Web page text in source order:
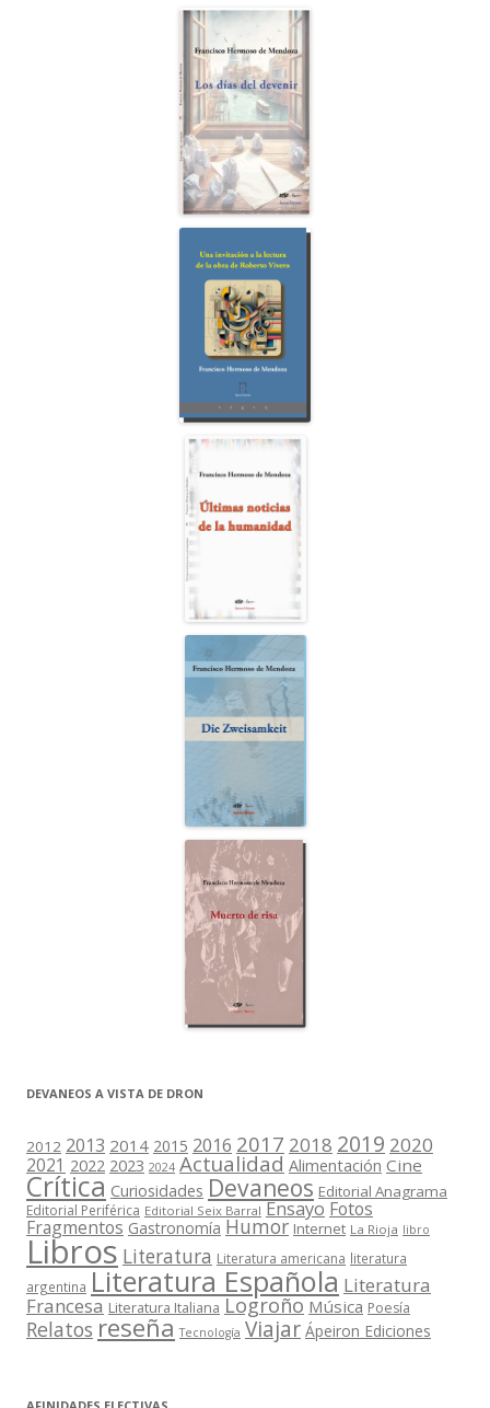
DEVANEOS A VISTA DE DRON
2012 2013 2014 2015 2016 2017 2018 2019 2020
2021 2022 2023 2024 Actualidad Alimentación Cine
Crítica Curiosidades Devaneos Editorial Anagrama
Editorial Periférica Editorial Seix Barral Ensayo Fotos
Fragmentos Gastronomía Humor Internet La Rioja libro
Libros Literatura Literatura americana literatura
argentina Literatura Española Literatura
Francesa Literatura Italiana Logroño Música Poesía
Relatos reseña Tecnología Viajar Ápeiron Ediciones